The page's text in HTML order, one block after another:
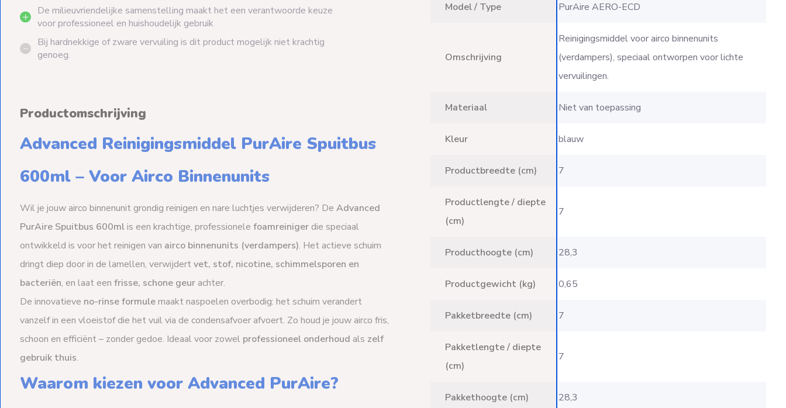
De milieuvriendelijke samenstelling maakt het een verantwoorde keuze
voor professioneel en huishoudelijk gebruik
Bij hardnekkige of zware vervuiling is dit product mogelijk niet krachtig
genoeg.
Productomschrijving
Advanced Reinigingsmiddel PurAire Spuitbus
600ml – Voor Airco Binnenunits
Wil je jouw airco binnenunit grondig reinigen en nare luchtjes verwijderen? De Advanced
PurAire Spuitbus 600mlis een krachtige, professionele foamreinigerdie speciaal
ontwikkeld is voor het reinigen van airco binnenunits (verdampers). Het actieve schuim
dringt diep door in de lamellen, verwijdertvet, stof, nicotine, schimmelsporen en
bacteriën, en laat een frisse, schone geurachter.
De innovatieve no-rinse formulemaakt naspoelen overbodig: het schuim verandert
vanzelf in een vloeistof die het vuil via de condensafvoer afvoert. Zo houd je jouw airco fris,
schoon en efficiënt – zonder gedoe. Ideaal voor zowel professioneel onderhoud als zelf
gebruik thuis.
Waarom kiezen voor Advanced PurAire?
Model / Type PurAire AERO-ECD
Omschrijving
Reinigingsmiddel voor airco binnenunits
(verdampers), speciaal ontworpen voor lichte
vervuilingen.
Materiaal Niet van toepassing
Kleur blauw
Productbreedte (cm) 7
Productlengte / diepte
(cm)
7
Producthoogte (cm) 28,3
Productgewicht (kg) 0,65
Pakketbreedte (cm) 7
Pakketlengte / diepte
(cm)
7
Pakkethoogte (cm) 28,3